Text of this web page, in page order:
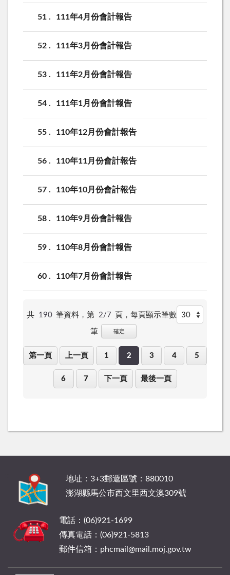
51 111年4月份會計報告
52 111年3月份會計報告
53 111年2月份會計報告
54 111年1月份會計報告
55 110年12月份會計報告
56 110年11月份會計報告
57 110年10月份會計報告
58 110年9月份會計報告
59 110年8月份會計報告
60 110年7月份會計報告
共 190 筆資料，第 2/7 頁，每頁顯示筆數
筆 確定
第一頁 上一頁 1 2 3 4 5
6 7 下一頁 最後一頁
地址：3+3郵遞區號：880010
澎湖縣馬公市西文里西文澳309號
電話：(06)921-1699
傳真電話：(06)921-5813
郵件信箱：phcmail@mail.moj.gov.tw